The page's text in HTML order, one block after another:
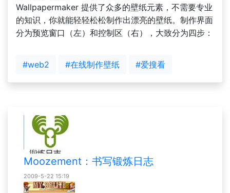
Wallpapermaker 提供了众多的壁纸元素，不需要专业
的知识，你就能轻轻松松制作出漂亮的壁纸。制作界面
分为预览窗口（左）和控制区（右），大致分为四步：
#web2 #在线制作壁纸 #爱搜看
Moozement：书写锻炼日志
2009-5-22 15:19